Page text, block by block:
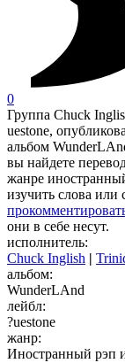
0
Группа Chuck
uestone,
альбом
вы найдете
жанре
изучить слова или
они в себе несут.
исполнитель:
Chuck Inglish
альбом:
WunderLAnd
лейбл:
?uestone
жанр:
Иностранный рэп